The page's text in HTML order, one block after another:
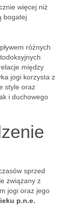
więcej niż
bogatej
różnych
między
jogi korzysta z
style oraz
i duchowego
sprzed
związany z
jogi oraz jego
p.n.e.